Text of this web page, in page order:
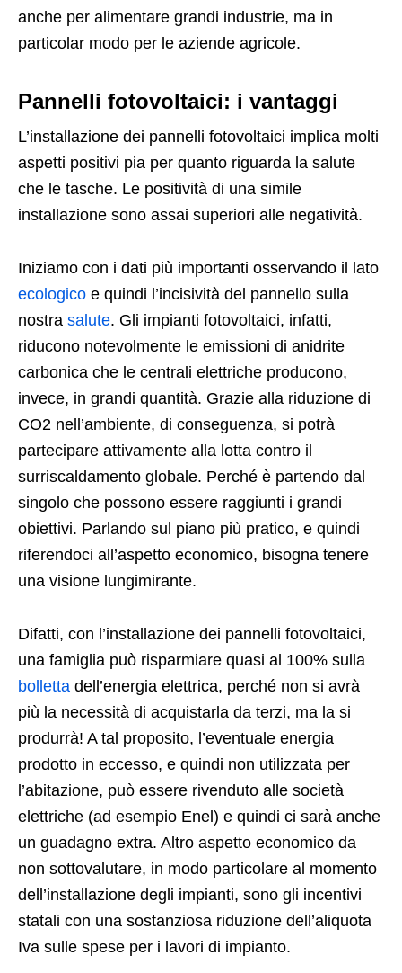
anche per alimentare grandi industrie, ma in
particolar modo per le aziende agricole.
Pannelli fotovoltaici: i vantaggi
L’installazione dei pannelli fotovoltaici implica molti
aspetti positivi pia per quanto riguarda la salute
che le tasche. Le positività di una simile
installazione sono assai superiori alle negatività.
Iniziamo con i dati più importanti osservando il lato
ecologico e quindi l’incisività del pannello sulla
nostra salute. Gli impianti fotovoltaici, infatti,
riducono notevolmente le emissioni di anidrite
carbonica che le centrali elettriche producono,
invece, in grandi quantità. Grazie alla riduzione di
CO2 nell’ambiente, di conseguenza, si potrà
partecipare attivamente alla lotta contro il
surriscaldamento globale. Perché è partendo dal
singolo che possono essere raggiunti i grandi
obiettivi. Parlando sul piano più pratico, e quindi
riferendoci all’aspetto economico, bisogna tenere
una visione lungimirante.
Difatti, con l’installazione dei pannelli fotovoltaici,
una famiglia può risparmiare quasi al 100% sulla
bolletta dell’energia elettrica, perché non si avrà
più la necessità di acquistarla da terzi, ma la si
produrrà! A tal proposito, l’eventuale energia
prodotto in eccesso, e quindi non utilizzata per
l’abitazione, può essere rivenduto alle società
elettriche (ad esempio Enel) e quindi ci sarà anche
un guadagno extra. Altro aspetto economico da
non sottovalutare, in modo particolare al momento
dell’installazione degli impianti, sono gli incentivi
statali con una sostanziosa riduzione dell’aliquota
Iva sulle spese per i lavori di impianto.